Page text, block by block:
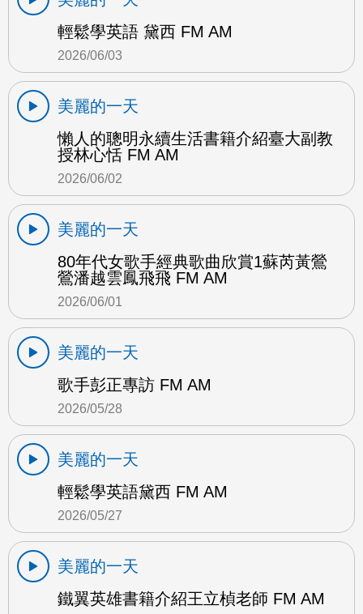
輕鬆學英語 黛西 FM AM
2026/06/03
美麗的一天
懶人的聰明永續生活書籍介紹臺大副教
授林心恬 FM AM
2026/06/02
美麗的一天
80年代女歌手經典歌曲欣賞1蘇芮黃鶯
鶯潘越雲鳳飛飛 FM AM
2026/06/01
美麗的一天
歌手彭正專訪 FM AM
2026/05/28
美麗的一天
輕鬆學英語黛西 FM AM
2026/05/27
美麗的一天
鐵翼英雄書籍介紹王立楨老師 FM AM